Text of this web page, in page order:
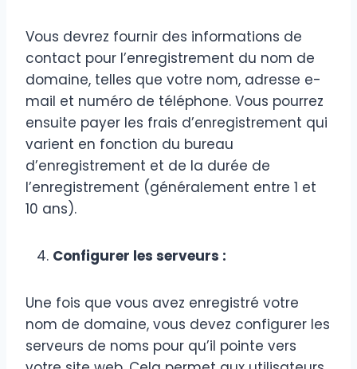
Vous devrez fournir des informations de
contact pour l’enregistrement du nom de
domaine, telles que votre nom, adresse e-
mail et numéro de téléphone. Vous pourrez
ensuite payer les frais d’enregistrement qui
varient en fonction du bureau
d’enregistrement et de la durée de
l’enregistrement (généralement entre 1 et
10 ans).
Configurer les serveurs :
Une fois que vous avez enregistré votre
nom de domaine, vous devez configurer les
serveurs de noms pour qu’il pointe vers